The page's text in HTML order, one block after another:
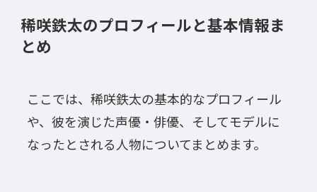
稀咲鉄太のプロフィールと基本情報ま
とめ
ここでは、稀咲鉄太の基本的なプロフィール
や、彼を演じた声優・俳優、そしてモデルに
なったとされる人物についてまとめます。